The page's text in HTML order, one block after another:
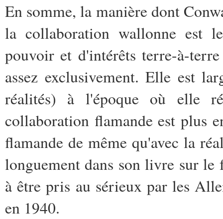
En somme, la manière dont
la collaboration wallonne est
pouvoir et d'intérêts terre-à-
assez exclusivement. Elle est
réalités) à l'époque où elle
collaboration flamande est plus
flamande de même qu'avec la
longuement dans son livre sur le
à être pris au sérieux par les
en 1940.